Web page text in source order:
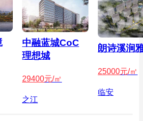
中融蓝城CoC
理想城
29400元/㎡
之江
朗诗溪涧
25000元/㎡
临安